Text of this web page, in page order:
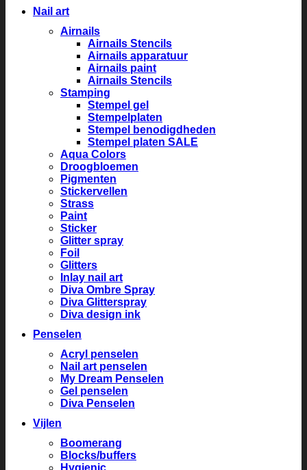
Nail art
Airnails
Airnails Stencils
Airnails apparatuur
Airnails paint
Airnails Stencils
Stamping
Stempel gel
Stempelplaten
Stempel benodigdheden
Stempel platen SALE
Aqua Colors
Droogbloemen
Pigmenten
Stickervellen
Strass
Paint
Sticker
Glitter spray
Foil
Glitters
Inlay nail art
Diva Ombre Spray
Diva Glitterspray
Diva design ink
Penselen
Acryl penselen
Nail art penselen
My Dream Penselen
Gel penselen
Diva Penselen
Vijlen
Boomerang
Blocks/buffers
Hygienic